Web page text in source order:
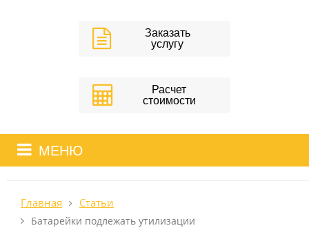
Заказать
услугу
Расчет
стоимости
МЕНЮ
Главная Статьи
Батарейки подлежать утилизации